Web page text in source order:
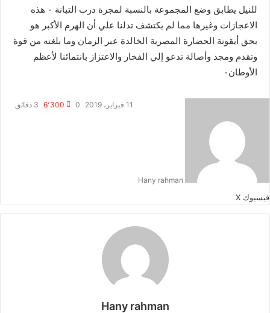
للنيل يطابق وضع المجموعة بالنسبة لمجرة درب التبانة ٠ هذه
الاعجازات وغيرها مما لم يكتشف تدلنا علي أن الهرم الأكبر هو
بحق أيقونة الحضارة المصرية الخالدة عبر الزمان وما بلغته من قوة
وتقدم ومجد وأصالة تدعو إلي الفخار والاعتزاز بانتمائنا لأعظم
الأوطان٠
Hany rahman
11 فبراير، 2019 0 6٬300 3 دقائق
فيسبوك ‫Xلينكدإن
بينتيريست
مشاركة
طباعة
Hany rahman